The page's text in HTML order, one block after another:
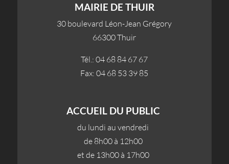
MAIRIE DE THUIR
30 boulevard Léon-Jean Grégory
66300 Thuir
Tél.: 04 68 84 67 67
Fax: 04 68 53 39 85
ACCUEIL DU PUBLIC
du lundi au vendredi
de 8h00 à 12h00
et de 13h00 à 17h00